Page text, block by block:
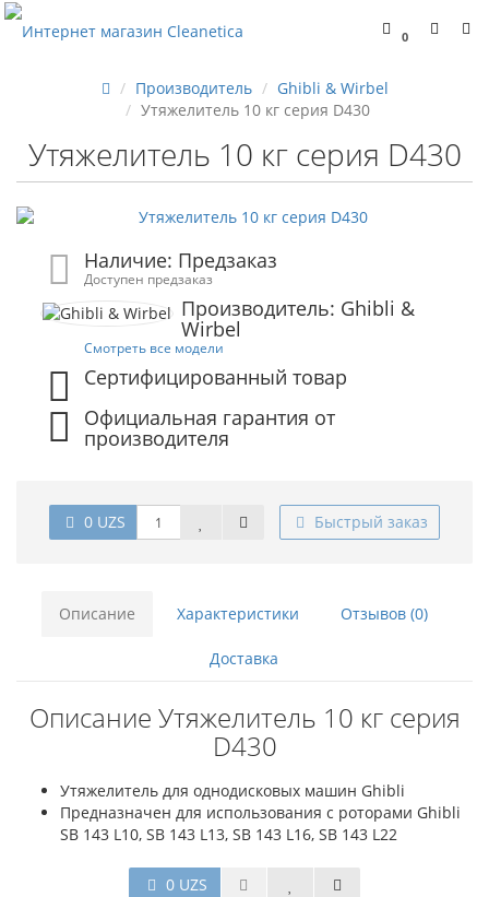
0
Производитель
Ghibli & Wirbel
Утяжелитель 10 кг серия D430
Утяжелитель 10 кг серия D430
Наличие: Предзаказ
Доступен предзаказ
Производитель: Ghibli &
Wirbel
Смотреть все модели
Сертифицированный товар
Официальная гарантия от
производителя
0 UZS Быстрый заказ
Описание Характеристики Отзывов (0)
Доставка
Описание Утяжелитель 10 кг серия
D430
Утяжелитель для однодисковых машин Ghibli
Предназначен для использования с роторами Ghibli
SB 143 L10, SB 143 L13, SB 143 L16, SB 143 L22
0 UZS